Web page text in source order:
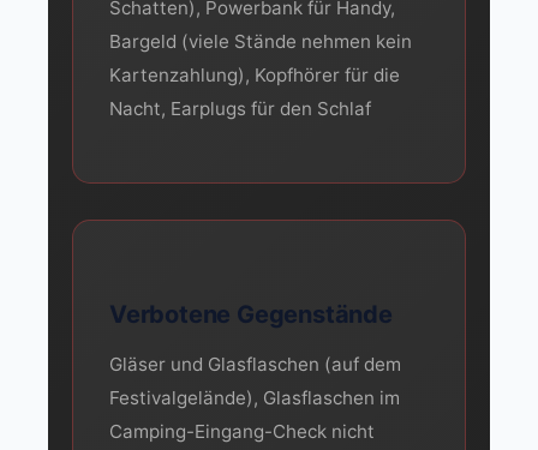
Schatten), Powerbank für Handy,
Bargeld (viele Stände nehmen kein
Kartenzahlung), Kopfhörer für die
Nacht, Earplugs für den Schlaf
Verbotene Gegenstände
Gläser und Glasflaschen (auf dem
Festivalgelände), Glasflaschen im
Camping-Eingang-Check nicht